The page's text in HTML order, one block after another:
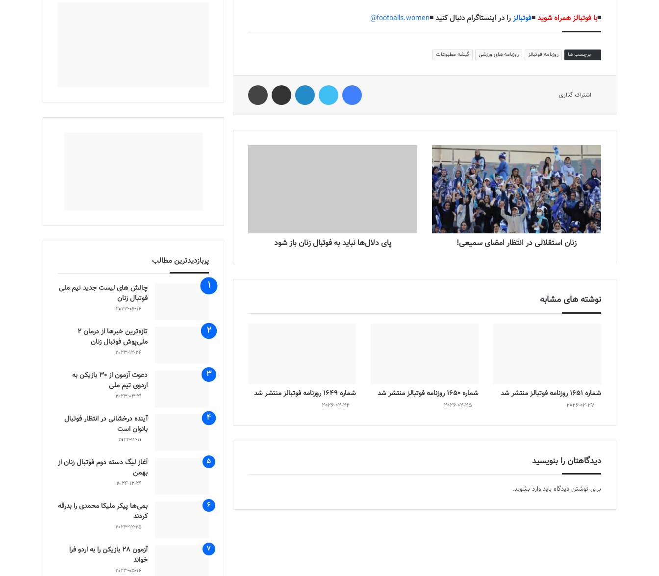
◾️با فوتبالز همراه شوید◾️فوتبالزرا در اینستاگرام دنبال کنید ◾️footballs.women@
برچسب ها روزنامه فوتبالز روزنامه های ورزشی گیشه مطبوعات
اشتراک گذاری
زنان استقلالی در انتظار امضای سمیعی! پای دلال‌ها نباید به فوتبال زنان باز شود
نوشته های مشابه
شماره 1651 روزنامه فوتبالز منتشر شد
2026-02-27
شماره 1650 روزنامه فوتبالز منتشر شد
2026-02-25
شماره 1649 روزنامه فوتبالز منتشر شد
2026-02-24
دیدگاهتان را بنویسید
برای نوشتن دیدگاه باید وارد بشوید.
پربازدیدترین مطالب
چالش هاى ليست جدید تيم ملى
فوتبال زنان
2023-06-14
تازه‌ترین خبرها از درمان ۲
ملی‌پوش فوتبال زنان
2023-12-24
دعوت آزمون از 30 بازیکن به
اردوی تیم ملی
2023-03-21
آینده درخشانی در انتظار فوتبال
بانوان است
2022-12-10
آغاز لیگ دسته دوم فوتبال زنان از
بهمن
2024-12-29
بمی‌ها پیکر ملیکا محمدی را بدرقه
کردند
2023-12-25
آزمون 28 بازیکن را به اردو فرا
خواند
2023-05-14